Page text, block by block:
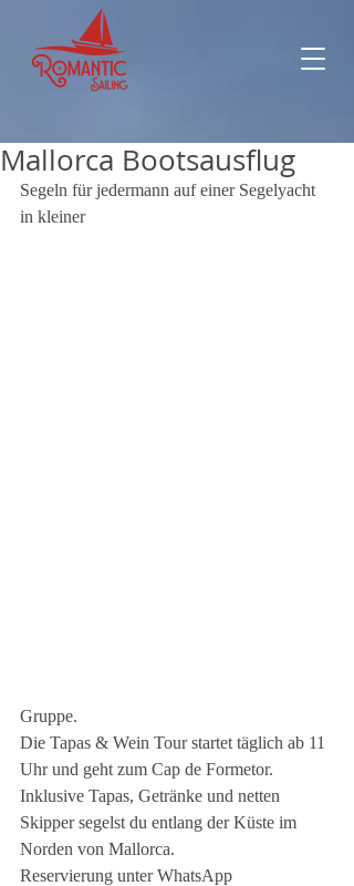
Mallorca Bootsausflug
Segeln für jedermann auf einer Segelyacht
in kleiner
Gruppe.
Die Tapas & Wein Tour startet täglich ab 11
Uhr und geht zum Cap de Formetor.
Inklusive Tapas, Getränke und netten
Skipper segelst du entlang der Küste im
Norden von Mallorca.
Reservierung unter WhatsApp